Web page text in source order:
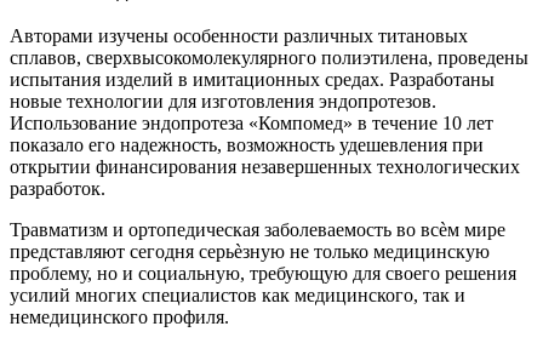
Авторами изучены особенности различных титановых
сплавов, сверхвысокомолекулярного полиэтилена, проведены
испытания изделий в имитационных средах. Разработаны
новые технологии для изготовления эндопротезов.
Использование эндопротеза «Компомед» в течение 10 лет
показало его надежность, возможность удешевления при
открытии финансирования незавершенных технологических
разработок.
Травматизм и ортопедическая заболеваемость во всѐм мире
представляют сегодня серьѐзную не только медицинскую
проблему, но и социальную, требующую для своего решения
усилий многих специалистов как медицинского, так и
немедицинского профиля.